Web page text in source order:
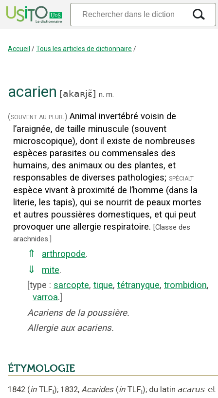
Accueil /Tous les articles de dictionnaire /
acarien [akaʀjɛ̃] n. m.
(souvent au plur.) Animal invertébré voisin de
l’araignée, de taille minuscule (souvent
microscopique), dont il existe de nombreuses
espèces parasites ou commensales des
humains, des animaux ou des plantes, et
responsables de diverses pathologies; spécialt
espèce vivant à proximité de l’homme (dans la
literie, les tapis), qui se nourrit de peaux mortes
et autres poussières domestiques, et qui peut
provoquer une allergie respiratoire. [Classe des
arachnides.]
⇑ arthropode.
⇓ mite.
[type : sarcopte, tique, tétranyque, trombidion,
varroa.]
Acariens de la poussière.
Allergie aux acariens.
ÉTYMOLOGIE
1842 (in TLFi); 1832, Acarides (in TLFi); du latin acarus et